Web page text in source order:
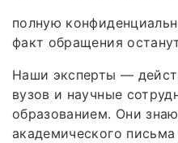
полную
факт обращения
Наши эксперты —
вузов и научные
образованием. Они
академического